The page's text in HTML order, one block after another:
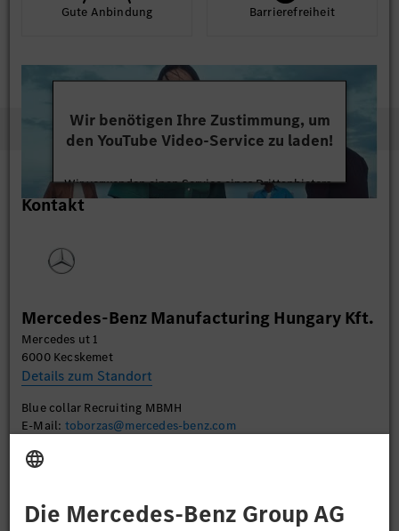
Gute An­bindung Barriere­frei­heit
Wir benötigen Ihre Zustimmung, um
den YouTube Video-Service zu laden!
Wir verwenden einen Service eines Drittanbieters,
um Videoinhalte einzubetten. Dieser Service kann
Kontakt
Mercedes-Benz Manufacturing Hungary Kft.
Mercedes ut 1
6000 Kecskemet
Details zum Standort
Blue collar Recruiting MBMH
E-Mail: toborzas@mercedes-benz.com
Bewerben